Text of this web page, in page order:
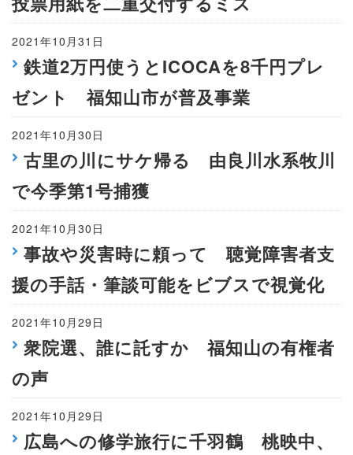
2021年10月31日
鉄道2万円使うとICOCAを8千円プレ
ゼント 福知山市が普及事業
2021年10月30日
古里の川にサケ帰る 由良川水系牧川
で今季第1号捕獲
2021年10月30日
事故や災害時に頼って 聴覚障害者支
援の手話・筆談可能をビブスで視覚化
2021年10月29日
衆院選、誰に託すか 福知山の有権者
の声
2021年10月29日
広島への修学旅行に千羽鶴 桃映中、